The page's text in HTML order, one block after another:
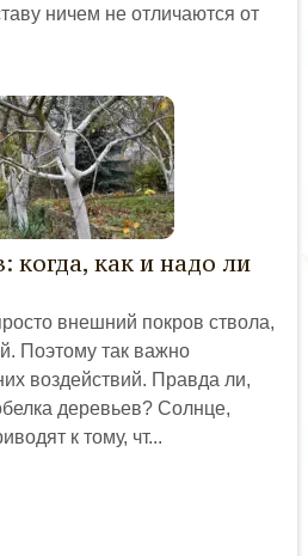
ничем не отличаются от
когда, как и надо ли
внешний покров ствола,
Поэтому так важно
воздействий. Правда ли,
деревьев? Солнце,
к тому, чт...